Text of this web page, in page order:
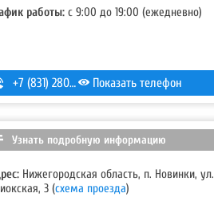
работы: с 9:00 до 19:00 (ежедневно)
+7 (831) 280-69-88 Показать телефон
Узнать подробную информацию
Нижегородская область, п. Новинки, ул.
3(схема проезда)